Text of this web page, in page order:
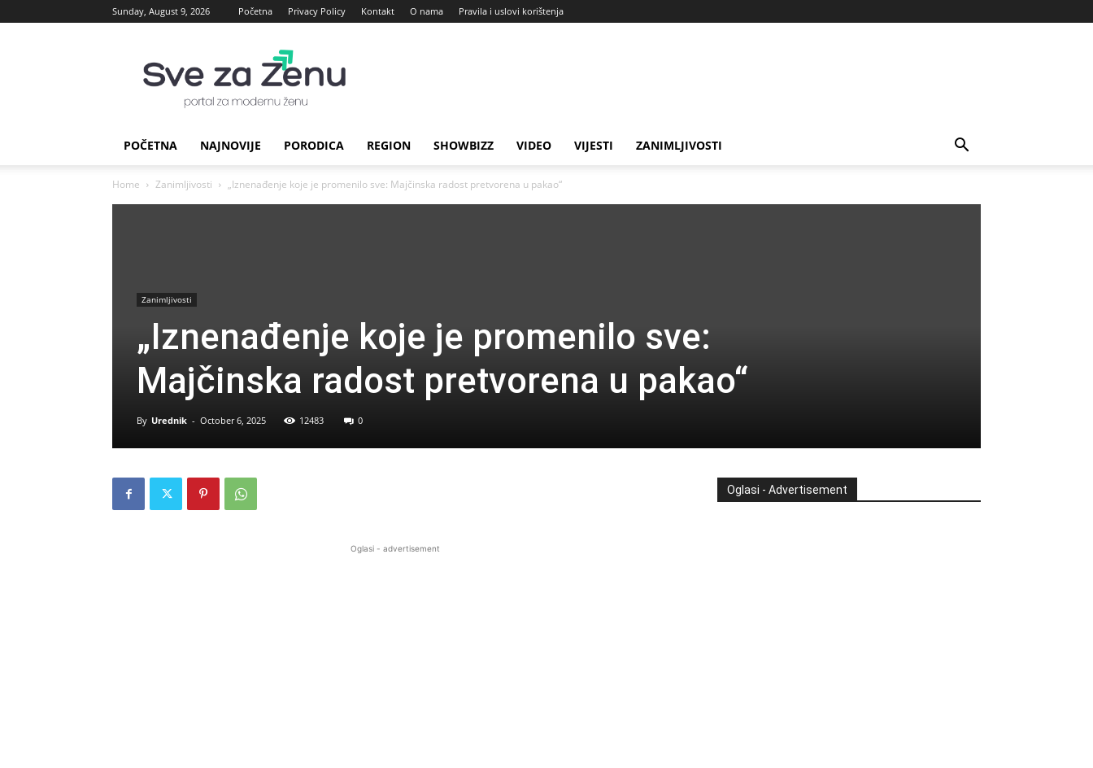
Sunday, August 9, 2026 Početna Privacy Policy Kontakt O nama Pravila i uslovi korištenja
za
Zenu
POČETNA NAJNOVIJE PORODICA REGION SHOWBIZZ VIDEO VIJESTI ZANIMLJIVOSTI
Home Zanimljivosti „Iznenađenje koje je promenilo sve: Majčinska radost pretvorena u pakao“
Zanimljivosti
„Iznenađenje koje je promenilo sve:
Majčinska radost pretvorena u pakao“
By Urednik - October 6, 2025 12483 0
Oglasi - advertisement
Oglasi - Advertisement